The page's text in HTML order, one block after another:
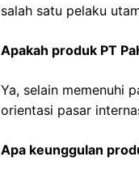
salah satu pelaku
Apakah produk PT
Ya, selain memenuhi
orientasi pasar
Apa keunggulan